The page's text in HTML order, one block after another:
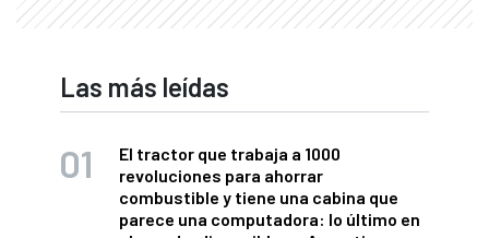
Las más leídas
El tractor que trabaja a 1000
revoluciones para ahorrar
combustible y tiene una cabina que
parece una computadora: lo último en